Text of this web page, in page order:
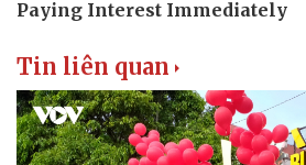
Tin liên quan